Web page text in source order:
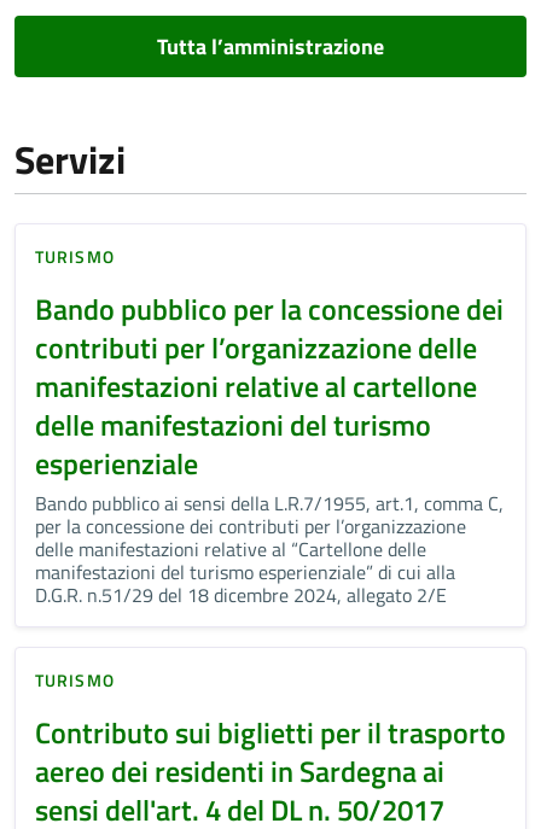
Tutta l’amministrazione
Servizi
TURISMO
Bando pubblico per la concessione dei
contributi per l’organizzazione delle
manifestazioni relative al cartellone
delle manifestazioni del turismo
esperienziale
Bando pubblico ai sensi della L.R.7/1955, art.1, comma C,
per la concessione dei contributi per l’organizzazione
delle manifestazioni relative al “Cartellone delle
manifestazioni del turismo esperienziale” di cui alla
D.G.R. n.51/29 del 18 dicembre 2024, allegato 2/E
TURISMO
Contributo sui biglietti per il trasporto
aereo dei residenti in Sardegna ai
sensi dell'art. 4 del DL n. 50/2017